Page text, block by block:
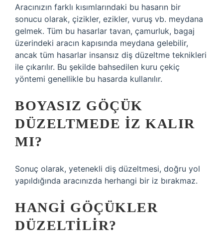
Aracınızın farklı kısımlarındaki bu hasarın bir
sonucu olarak, çizikler, ezikler, vuruş vb. meydana
gelmek. Tüm bu hasarlar tavan, çamurluk, bagaj
üzerindeki aracın kapısında meydana gelebilir,
ancak tüm hasarlar insansız diş düzeltme teknikleri
ile çıkarılır. Bu şekilde bahsedilen kuru çekiç
yöntemi genellikle bu hasarda kullanılır.
BOYASIZ GÖÇÜK
DÜZELTMEDE IZ KALIR
MI?
Sonuç olarak, yetenekli diş düzeltmesi, doğru yol
yapıldığında aracınızda herhangi bir iz bırakmaz.
HANGI GÖÇÜKLER
DÜZELTILIR?